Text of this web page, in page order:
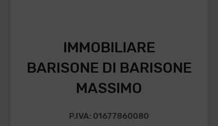
IMMOBILIARE
BARISONE DI BARISONE
MASSIMO
P.IVA: 01677860080